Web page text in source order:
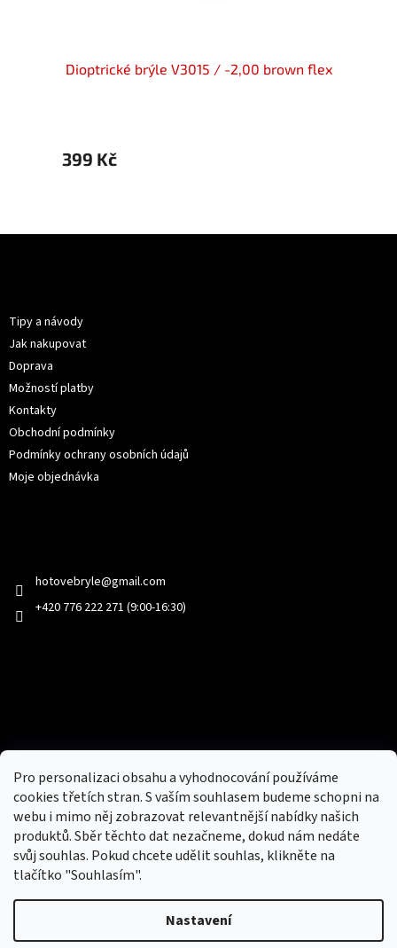
Pro personalizaci obsahu a vyhodnocování používáme
cookies třetích stran. S vaším souhlasem budeme schopni na
webu i mimo něj zobrazovat relevantnější nabídky našich
produktů. Sběr těchto dat nezačneme, dokud nám nedáte
svůj souhlas. Pokud chcete udělit souhlas, klikněte na
tlačítko "Souhlasím".
Nastavení
Dioptrické brýle V3015 / -2,00 brown flex
399 Kč
Tipy a návody
Jak nakupovat
Doprava
Možností platby
Kontakty
Obchodní podmínky
Podmínky ochrany osobních údajů
Moje objednávka
hotovebryle@gmail.com
+420 776 222 271 (9:00-16:30)
Nový obchod s batohy, cestovními zavazadly, tašky a peněženky